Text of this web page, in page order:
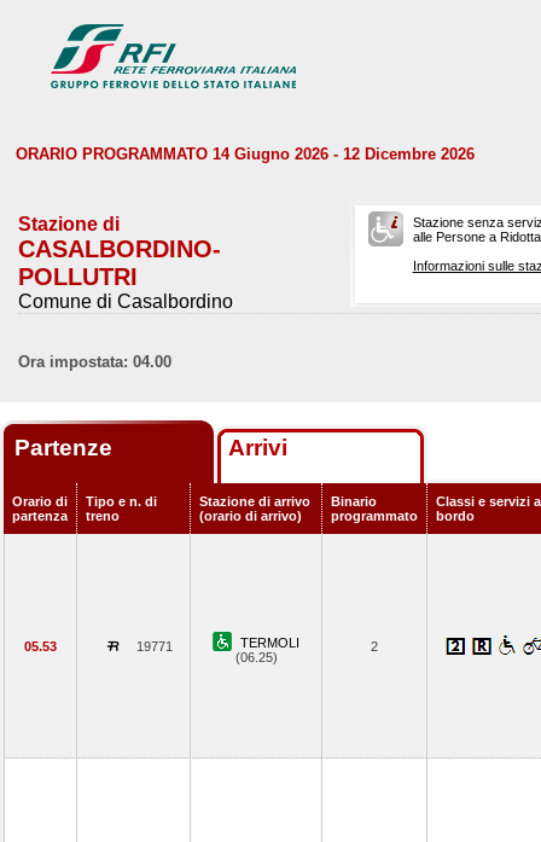
ORARIO PROGRAMMATO 14 Giugno 2026 - 12 Dicembre 2026
Stazione di
CASALBORDINO-
POLLUTRI
Comune di Casalbordino
Stazione senza
alle Persone a
Informazioni sulle
Ora impostata: 04.00
Partenze Arrivi
Orario di
partenza
Tipo e n. di
treno
Stazione di arrivo
(orario di arrivo)
Binario
programmato
Classi e servizi a
bordo
05.53 19771
TERMOLI
(06.25)
2